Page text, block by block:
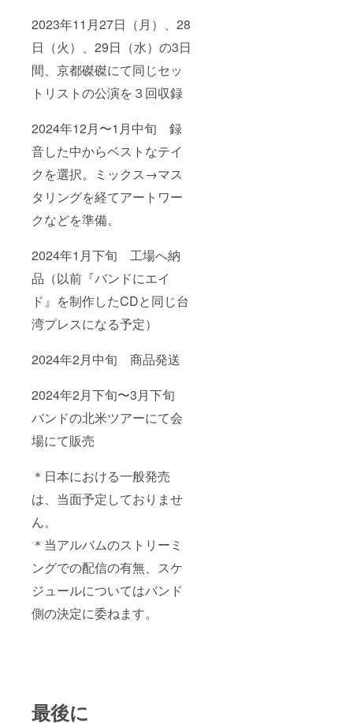
2023年11月27日（月）、28
日（火）、29日（水）の3日
間、京都磔磔にて同じセッ
トリストの公演を３回収録
2024年12月〜1月中旬 録
音した中からベストなテイ
クを選択。ミックス→マス
タリングを経てアートワー
クなどを準備。
2024年1月下旬 工場へ納
品（以前『バンドにエイ
ド』を制作したCDと同じ台
湾プレスになる予定）
2024年2月中旬 商品発送
2024年2月下旬〜3月下旬
バンドの北米ツアーにて会
場にて販売
＊日本における一般発売
は、当面予定しておりませ
ん。
＊当アルバムのストリーミ
ングでの配信の有無、スケ
ジュールについてはバンド
側の決定に委ねます。
最後に